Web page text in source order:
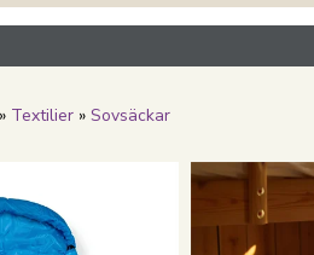
» Textilier» Sovsäckar